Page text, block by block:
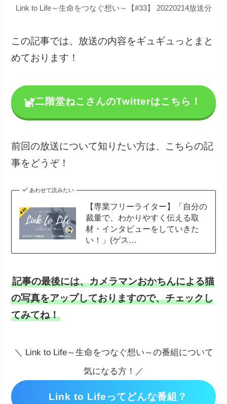
Link to Life～生命をつなぐ想い～【#33】 20220214放送分
この記事では、放送の内容をギュギュっとまと
めております！
二階堂ねこさんのTwitterはこちら！
前回の放送について知りたい方は、こちらの記
事をどうぞ！
あわせて読みたい
【専業フリーライター】「自分の
裁量で、わかりやすく伝える取
材・インタビューをしていきた
い！」(ゲス…
記事の最後には、カメラマンおかちんによる猫
の写真をアップしておりますので、チェックし
てみてね！
＼ Link to Life～生命をつなぐ想い～の番組について
気になる方！／
Link to Lifeってどんな番組？